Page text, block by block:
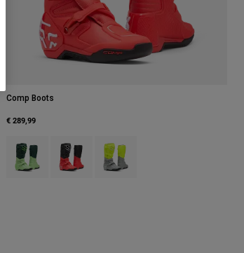
Dämmerungsblau.
Comp Boots
€ 289,99
Product swatch type of Melonengrün.
Product swatch type of Rot.
Product swatch type of Gelb/